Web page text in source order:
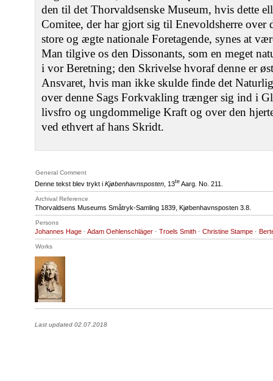
den til det Thorvaldsenske Museum, hvis dette
Comitee, der har gjort sig til Enevoldsherre over
store og ægte nationale Foretagende, synes at
Man tilgive os den Dissonants, som en meget
i vor Beretning; den Skrivelse hvoraf denne er
Ansvaret, hvis man ikke skulde finde det
over denne Sags Forkvakling trænger sig ind i
livsfro og ungdommelige Kraft og over den
ved ethvert af hans Skridt.
General Comment
Denne tekst blev trykt i Kjøbenhavnsposten , 13te Aarg. No. 211.
Archival Reference
Thorvaldsens Museums Småtryk-Samling 1839, Kjøbenhavnsposten 3.8.
Persons
Johannes Hage · Adam Oehlenschläger · Troels Smith · Christine Stampe ·
Works
Last updated 02.07.2018